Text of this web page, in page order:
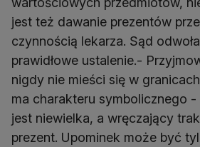
jest też dawanie prezentów
czynnością lekarza. Sąd
prawidłowe ustalenie.-
nigdy nie mieści się w
ma charakteru symbolicznego
jest niewielka, a wręczający
prezent. Upominek może być